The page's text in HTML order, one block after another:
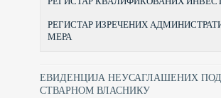
РЕГИСТАР ИЗРЕЧЕНИХ
МЕРА
ЕВИДЕНЦИЈА НЕУСАГЛАШЕНИХ
СТВАРНОМ ВЛАСНИКУ